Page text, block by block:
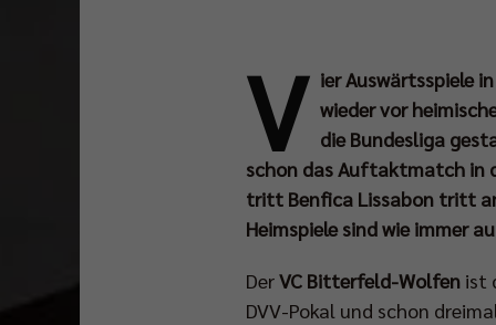
V ier Auswärtsspiele
wieder vor
die Bundesliga
schon das Auftaktmatch in
tritt Benfica Lissabon tritt
Heimspiele sind wie immer
DerVC Bitterfeld-Wolfen ist
DVV-Pokal und schon